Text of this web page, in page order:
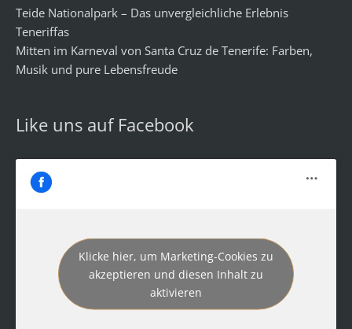
Teide Nationalpark – Das unvergleichliche Erlebnis
Teneriffas
Mitten im Karneval von Santa Cruz de Tenerife: Farben,
Musik und pure Lebensfreude
Like uns auf Facebook
Klicke hier, um Marketing-Cookies zu
akzeptieren und diesen Inhalt zu
aktivieren